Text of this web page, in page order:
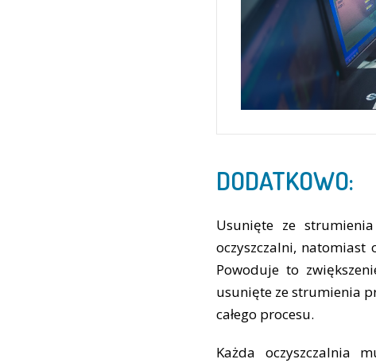
DODATKOWO:
Usunięte ze
oczyszczalni, natomiast
Powoduje to
usunięte ze strumienia
całego procesu.
Każda oczyszczalnia